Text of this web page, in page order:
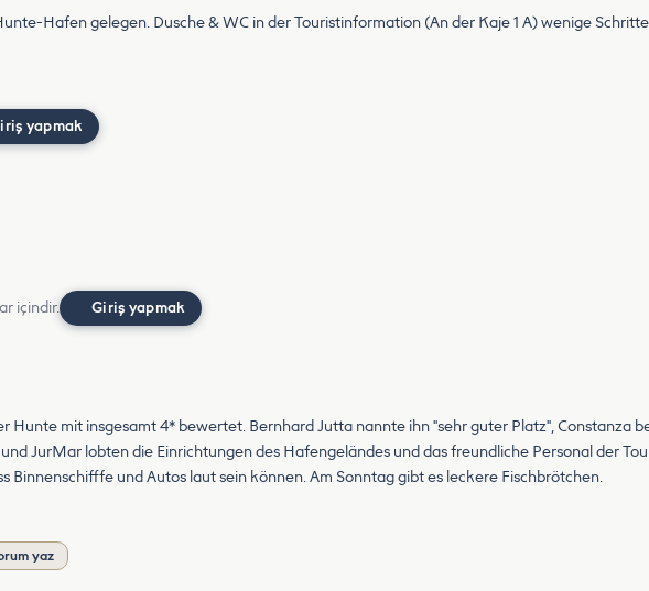
Hafen gelegen. Dusche & WC in der Touristinformation (An der Kaje 1 A) wenige
yapmak
içindir. Giriş yapmak
Hunte mit insgesamt 4* bewertet. Bernhard Jutta nannte ihn "sehr guter Platz", Constanza
JurMar lobten die Einrichtungen des Hafengeländes und das freundliche Personal der
Binnenschifffe und Autos laut sein können. Am Sonntag gibt es leckere Fischbrötchen.
yaz